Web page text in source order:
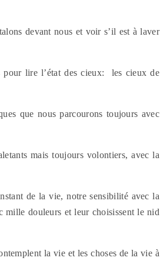
devant nous et voir s’il est à laver
pour lire l’état des cieux: les cieux de
que nous parcourons toujours avec
mais toujours volontiers, avec la
de la vie, notre sensibilité avec la
mille douleurs et leur choisissent le nid
la vie et les choses de la vie à